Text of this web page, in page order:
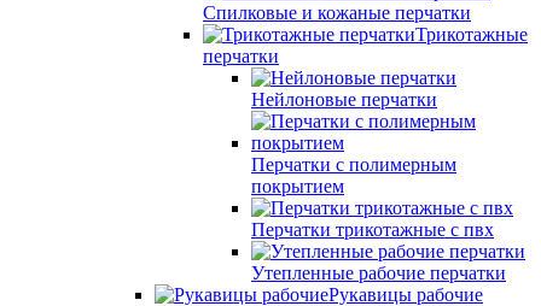
Спилковые и кожаные перчатки
Трикотажные
перчатки
Нейлоновые перчатки
Перчатки с полимерным
покрытием
Перчатки трикотажные с пвх
Утепленные рабочие перчатки
Рукавицы рабочие